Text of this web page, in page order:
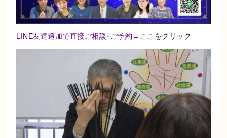
LINE友達追加で直接ご相談･ご予約 ←ここをクリック